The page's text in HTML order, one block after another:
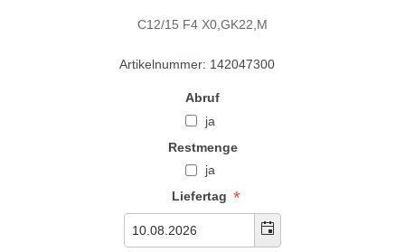
C12/15 F4 X0,GK22,M
Artikelnummer: 142047300
Abruf
ja
Restmenge
ja
Liefertag *